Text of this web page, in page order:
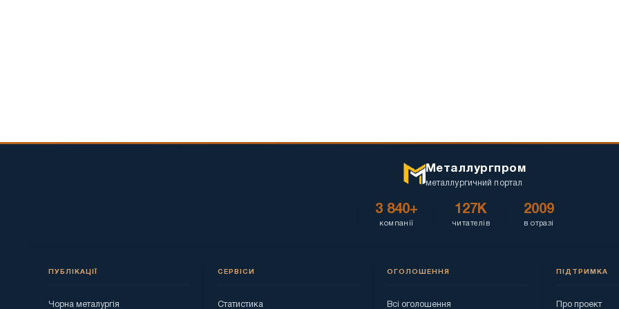
Металлургпром
металлургичний портал
3 840+
компанії
127K
читателів
2009
в отразі
ПУБЛІКАЦІЇ
Чорна металургія
СЕРВІСИ
Статистика
ОГОЛОШЕННЯ
Всі оголошення
ПІДТРИМКА
Про проект